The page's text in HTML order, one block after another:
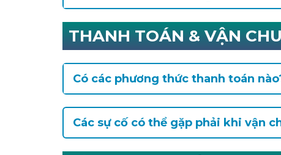
THANH TOÁN & VẬN
Có các phương thức thanh toán
Các sự cố có thể gặp phải khi vận